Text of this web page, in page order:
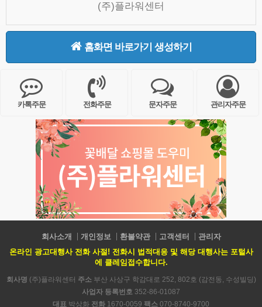
(주)플라워센터
홈화면 바로가기 생성하기
카톡주문 전화주문 문자주문 관리자주문
회사소개 개인정보 환불약관 고객센터
관리자
온라인 광고대행사 전화 사절! 전화시 법적대응 및 해당 대행사는 포털사
에 클레임접수합니다.
회사명 (주)플라워센터 주소부산 사상구 학감대로 252, 802호 (감전동, 수성빌딩)
사업자 등록번호 352-86-01087
대표 박상화 전화 1670-0059 팩스 070-8740-9700